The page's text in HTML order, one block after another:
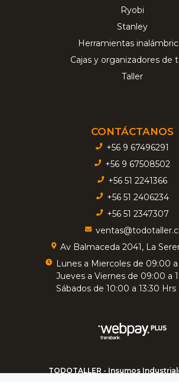
Ryobi
Stanley
Herramientas
Cajas y organizadores de
Taller
CONTÁCTANOS
+56 9 67496291
+56 9 67508502
+56 51 2241366
+56 51 2406234
+56 51 2347307
ventas@todotaller.cl
Av Balmaceda 2041, La
Lunes a Miercoles de 09:00
Jueves a Viernes de 09:00 a
Sábados de 10:00 a 13:30 Hrs
TODOTALLER - Insumos